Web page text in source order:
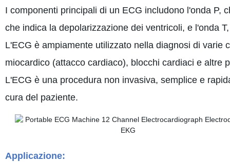
I componenti principali di un ECG includono l'onda P,
che indica la depolarizzazione dei ventricoli, e l'onda
L'ECG è ampiamente utilizzato nella diagnosi di
miocardico (attacco cardiaco), blocchi cardiaci e altre
L'ECG è una procedura non invasiva, semplice e
cura del paziente.
Applicazione: